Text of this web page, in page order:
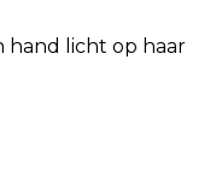
hand licht op haar